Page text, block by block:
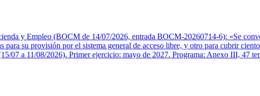
y Empleo (BOCM de 14/07/2026, entrada BOCM-20260714-6): «Se
su provisión por el sistema general de acceso libre, y otro para cubrir
07 a 11/08/2026). Primer ejercicio: mayo de 2027. Programa: Anexo III, 47